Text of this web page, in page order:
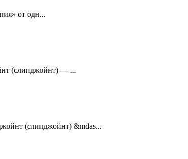
от одн...
(слипджойнт) — ...
(слипджойнт) &mdas...